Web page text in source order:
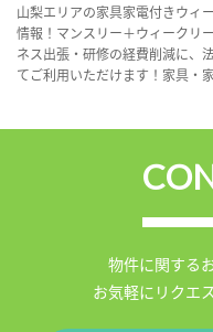
山梨エリアの家具家電付きウィ
情報！マンスリー＋ウィークリ
ネス出張・研修の経費削減に、
てご利用いただけます！家具・
物件に関する
お気軽にリクエ